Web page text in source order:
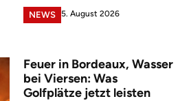
NEWS 5. August 2026
Feuer in Bordeaux, Wasser
bei Viersen: Was
Golfplätze jetzt leisten